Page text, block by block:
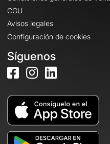
CGU
Avisos legales
Configuración de cookies
Síguenos